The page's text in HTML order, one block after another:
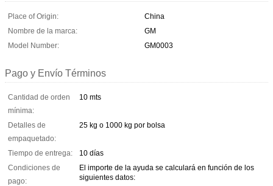
Place of Origin:
China
Nombre de la marca:
GM
Model Number:
GM0003
Pago y Envío Términos
Cantidad de orden
mínima:
10 mts
Detalles de
empaquetado:
25 kg o 1000 kg por bolsa
Tiempo de entrega:
10 días
Condiciones de
pago:
El importe de la ayuda se calculará en función de los
siguientes datos: